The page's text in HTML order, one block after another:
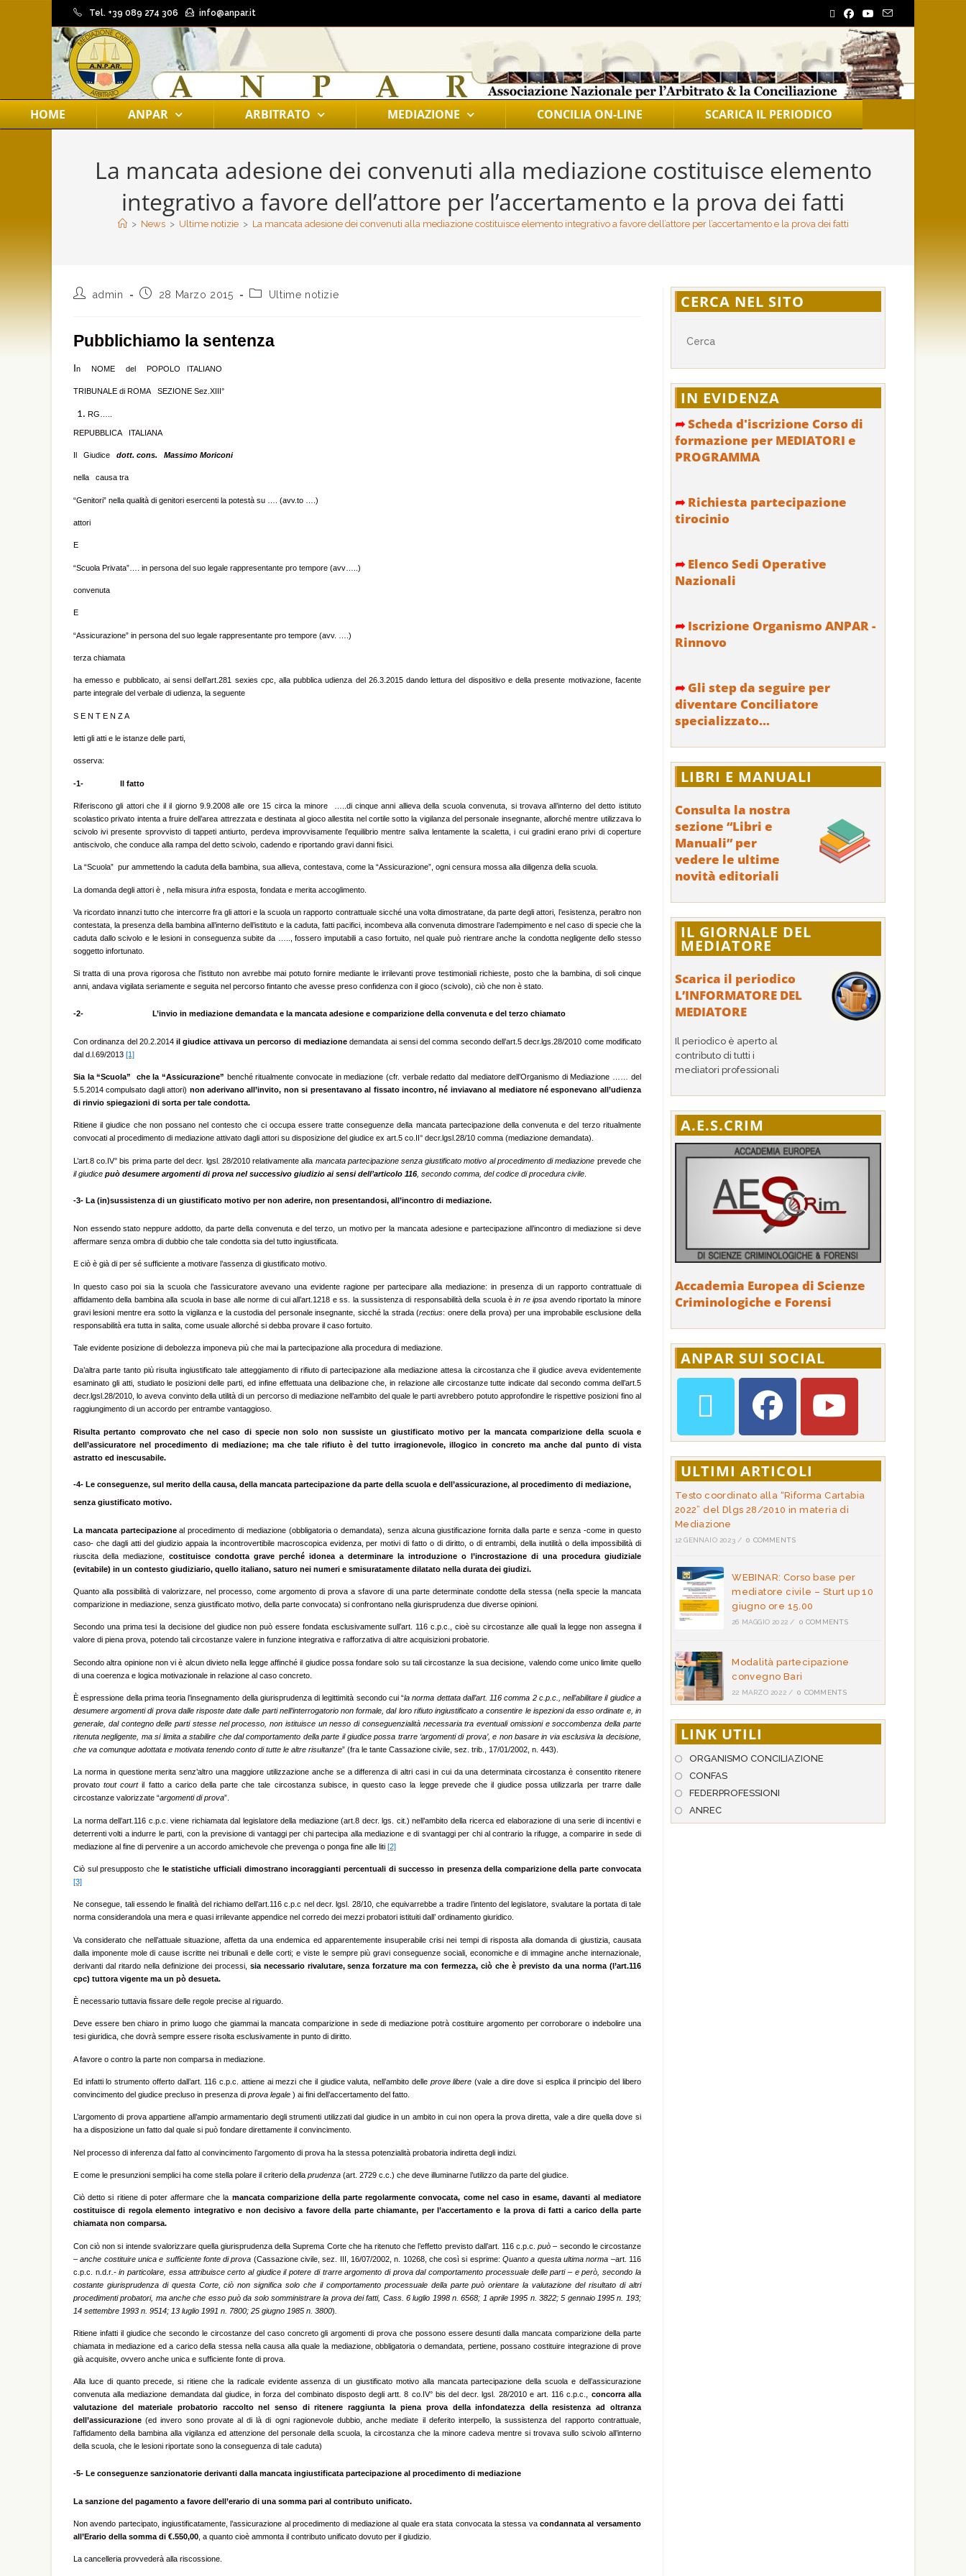
Tel. +39 089 274 306 info@anpar.it
HOME ANPAR ARBITRATO MEDIAZIONE CONCILIA ON-LINE SCARICA IL PERIODICO
La mancata adesione dei convenuti alla mediazione costituisce elemento
integrativo a favore dell’attore per l’accertamento e la prova dei fatti
> News > Ultime notizie > La mancata adesione dei convenuti alla mediazione costituisce elemento integrativo a favore dell’attore per l’accertamento e la prova dei fatti
admin 28 Marzo 2015 Ultime notizie
Pubblichiamo la sentenza
In NOME del POPOLO ITALIANO
TRIBUNALE di ROMA SEZIONE Sez.XIII°
RG…..
REPUBBLICA ITALIANA
Il Giudice dott. cons. Massimo Moriconi
nella causa tra
“Genitori” nella qualità di genitori esercenti la potestà su …. (avv.to ….)
attori
E
“Scuola Privata”…. in persona del suo legale rappresentante pro tempore (avv…..)
convenuta
E
“Assicurazione” in persona del suo legale rappresentante pro tempore (avv. ….)
terza chiamata
ha emesso e pubblicato, ai sensi dell’art.281 sexies cpc, alla pubblica udienza del 26.3.2015 dando lettura del dispositivo e della presente motivazione, facente
parte integrale del verbale di udienza, la seguente
S E N T E N Z A
letti gli atti e le istanze delle parti,
osserva:
-1- ll fatto
Riferiscono gli attori che il il giorno 9.9.2008 alle ore 15 circa la minore …..di cinque anni allieva della scuola convenuta, si trovava all’interno del detto istituto
scolastico privato intenta a fruire dell’area attrezzata e destinata al gioco allestita nel cortile sotto la vigilanza del personale insegnante, allorché mentre utilizzava lo
scivolo ivi presente sprovvisto di tappeti antiurto, perdeva improvvisamente l’equilibrio mentre saliva lentamente la scaletta, i cui gradini erano privi di coperture
antiscivolo, che conduce alla rampa del detto scivolo, cadendo e riportando gravi danni fisici.
La “Scuola” pur ammettendo la caduta della bambina, sua allieva, contestava, come la “Assicurazione”, ogni censura mossa alla diligenza della scuola.
La domanda degli attori è , nella misura infra esposta, fondata e merita accoglimento.
Va ricordato innanzi tutto che intercorre fra gli attori e la scuola un rapporto contrattuale sicché una volta dimostratane, da parte degli attori, l’esistenza, peraltro non
contestata, la presenza della bambina all’interno dell’istituto e la caduta, fatti pacifici, incombeva alla convenuta dimostrare l’adempimento e nel caso di specie che la
caduta dallo scivolo e le lesioni in conseguenza subite da ….., fossero imputabili a caso fortuito, nel quale può rientrare anche la condotta negligente dello stesso
soggetto infortunato.
Si tratta di una prova rigorosa che l’istituto non avrebbe mai potuto fornire mediante le irrilevanti prove testimoniali richieste, posto che la bambina, di soli cinque
anni, andava vigilata seriamente e seguita nel percorso fintanto che avesse preso confidenza con il gioco (scivolo), ciò che non è stato.
-2- L’invio in mediazione demandata e la mancata adesione e comparizione della convenuta e del terzo chiamato
Con ordinanza del 20.2.2014il giudice attivava un percorso di mediazionedemandata ai sensi del comma secondo dell’art.5 decr.lgs.28/2010 come modificato
dal d.l.69/2013 [1]
Sia la “Scuola” che la “Assicurazione” benché ritualmente convocate in mediazione (cfr. verbale redatto dal mediatore dell’Organismo di Mediazione …… del
5.5.2014 compulsato dagli attori) non aderivano all’invito, non si presentavano al fissato incontro, né inviavano al mediatore né esponevano all’udienza
di rinvio spiegazioni di sorta per tale condotta.
Ritiene il giudice che non possano nel contesto che ci occupa essere tratte conseguenze della mancata partecipazione della convenuta e del terzo ritualmente
convocati al procedimento di mediazione attivato dagli attori su disposizione del giudice ex art.5 co.II° decr.lgsl.28/10 comma (mediazione demandata).
L’art.8 co.IV° bis prima parte del decr. lgsl. 28/2010 relativamente alla mancata partecipazione senza giustificato motivo al procedimento di mediazione prevede che
il giudice può desumere argomenti di prova nel successivo giudizio ai sensi dell’articolo 116 , secondo comma, del codice di procedura civile
-3- La (in)sussistenza di un giustificato motivo per non aderire, non presentandosi, all’incontro di mediazione.
Non essendo stato neppure addotto, da parte della convenuta e del terzo, un motivo per la mancata adesione e partecipazione all’incontro di mediazione si deve
affermare senza ombra di dubbio che tale condotta sia del tutto ingiustificata.
E ciò è già di per sé sufficiente a motivare l’assenza di giustificato motivo.
In questo caso poi sia la scuola che l’assicuratore avevano una evidente ragione per partecipare alla mediazione: in presenza di un rapporto contrattuale di
affidamento della bambina alla scuola in base alle norme di cui all’art.1218 e ss. la sussistenza di responsabilità della scuola èin re ipsa avendo riportato la minore
gravi lesioni mentre era sotto la vigilanza e la custodia del personale insegnante, sicché la strada (rectius: onere della prova) per una improbabile esclusione della
responsabilità era tutta in salita, come usuale allorché si debba provare il caso fortuito.
Tale evidente posizione di debolezza imponeva più che mai la partecipazione alla procedura di mediazione.
Da’altra parte tanto più risulta ingiustificato tale atteggiamento di rifiuto di partecipazione alla mediazione attesa la circostanza che il giudice aveva evidentemente
esaminato gli atti, studiato le posizioni delle parti, ed infine effettuata una delibazione che, in relazione alle circostanze tutte indicate dal secondo comma dell’art.5
decr.lgsl.28/2010, lo aveva convinto della utilità di un percorso di mediazione nell’ambito del quale le parti avrebbero potuto approfondire le rispettive posizioni fino al
raggiungimento di un accordo per entrambe vantaggioso.
Risulta pertanto comprovato che nel caso di specie non solo non sussiste un giustificato motivo per la mancata comparizione della scuola e
dell’assicuratore nel procedimento di mediazione; ma che tale rifiuto è del tutto irragionevole, illogico in concreto ma anche dal punto di vista
astratto ed inescusabile.
-4- Le conseguenze, sul merito della causa, della mancata partecipazione da parte della scuola e dell’assicurazione, al procedimento di mediazione,
senza giustificato motivo.
La mancata partecipazioneal procedimento di mediazione (obbligatoria o demandata), senza alcuna giustificazione fornita dalla parte e senza -come in questo
caso- che dagli atti del giudizio appaia la incontrovertibile macroscopica evidenza, per motivi di fatto o di diritto, o di entrambi, della inutilità o della impossibilità di
riuscita della mediazione,
costituisce condotta grave perché idonea a determinare la introduzione o l’incrostazione di una procedura giudiziale
(evitabile) in un contesto giudiziario, quello italiano, saturo nei numeri e smisuratamente dilatato nella durata dei giudizi.
Quanto alla possibilità di valorizzare, nel processo, come argomento di prova a sfavore di una parte determinate condotte della stessa (nella specie la mancata
comparizione in mediazione, senza giustificato motivo, della parte convocata) si confrontano nella giurisprudenza due diverse opinioni.
Secondo una prima tesi la decisione del giudice non può essere fondata esclusivamente sull’art. 116 c.p.c., cioè su circostanze alle quali la legge non assegna il
valore di piena prova, potendo tali circostanze valere in funzione integrativa e rafforzativa di altre acquisizioni probatorie.
Secondo altra opinione non vi è alcun divieto nella legge affinché il giudice possa fondare solo su tali circostanze la sua decisione, valendo come unico limite quello
di una coerenza e logica motivazionale in relazione al caso concreto.
È espressione della prima teoria l’insegnamento della giurisprudenza di legittimità secondo cui “la norma dettata dall’art. 116 comma 2 c.p.c., nell’abilitare il giudice a
desumere argomenti di prova dalle risposte date dalle parti nell’interrogatorio non formale, dal loro rifiuto ingiustificato a consentire le ispezioni da esso ordinate e, in
generale, dal contegno delle parti stesse nel processo, non istituisce un nesso di conseguenzialità necessaria tra eventuali omissioni e soccombenza della parte
ritenuta negligente, ma si limita a stabilire che dal comportamento della parte il giudice possa trarre ‘argomenti di prova’, e non basare in via esclusiva la decisione,
che va comunque adottata e motivata tenendo conto di tutte le altre risultanze” (fra le tante Cassazione civile, sez. trib., 17/01/2002, n. 443).
La norma in questione merita senz’altro una maggiore utilizzazione anche se a differenza di altri casi in cui da una determinata circostanza è consentito ritenere
provatotout courtil fatto a carico della parte che tale circostanza subisce, in questo caso la legge prevede che il giudice possa utilizzarla per trarre dalle
circostanze valorizzate “argomenti di prova”.
La norma dell’art.116 c.p.c. viene richiamata dal legislatore della mediazione (art.8 decr. lgs. cit.) nell’ambito della ricerca ed elaborazione di una serie di incentivi e
deterrenti volti a indurre le parti, con la previsione di vantaggi per chi partecipa alla mediazione e di svantaggi per chi al contrario la rifugge, a comparire in sede di
mediazione al fine di pervenire a un accordo amichevole che prevenga o ponga fine alle liti [2]
Ciò sul presupposto che le statistiche ufficiali dimostrano incoraggianti percentuali di successo in presenza della comparizione della parte convocata
[3]
Ne consegue, tali essendo le finalità del richiamo dell’art.116 c.p.c nel decr. lgsl. 28/10, che equivarrebbe a tradire l’intento del legislatore, svalutare la portata di tale
norma considerandola una mera e quasi irrilevante appendice nel corredo dei mezzi probatori istituiti dall’ ordinamento giuridico.
Va considerato che nell’attuale situazione, affetta da una endemica ed apparentemente insuperabile crisi nei tempi di risposta alla domanda di giustizia, causata
dalla imponente mole di cause iscritte nei tribunali e delle corti; e viste le sempre più gravi conseguenze sociali, economiche e di immagine anche internazionale,
derivanti dal ritardo nella definizione dei processi, sia necessario rivalutare, senza forzature ma con fermezza, ciò che è previsto da una norma (l’art.116
cpc) tuttora vigente ma un pò desueta.
È necessario tuttavia fissare delle regole precise al riguardo.
Deve essere ben chiaro in primo luogo che giammai la mancata comparizione in sede di mediazione potrà costituire argomento per corroborare o indebolire una
tesi giuridica, che dovrà sempre essere risolta esclusivamente in punto di diritto.
A favore o contro la parte non comparsa in mediazione.
Ed infatti lo strumento offerto dall’art. 116 c.p.c. attiene ai mezzi che il giudice valuta, nell’ambito delle prove libere (vale a dire dove si esplica il principio del libero
convincimento del giudice precluso in presenza di prova legale ) ai fini dell’accertamento del fatto.
L’argomento di prova appartiene all’ampio armamentario degli strumenti utilizzati dal giudice in un ambito in cui non opera la prova diretta, vale a dire quella dove si
ha a disposizione un fatto dal quale si può fondare direttamente il convincimento.
Nel processo di inferenza dal fatto al convincimento l’argomento di prova ha la stessa potenzialità probatoria indiretta degli indizi.
E come le presunzioni semplici ha come stella polare il criterio della prudenza (art. 2729 c.c.) che deve illuminarne l’utilizzo da parte del giudice.
Ciò detto si ritiene di poter affermare che la mancata comparizione della parte regolarmente convocata, come nel caso in esame, davanti al mediatore
costituisce di regola elemento integrativo e non decisivo a favore della parte chiamante, per l’accertamento e la prova di fatti a carico della parte
chiamata non comparsa.
Con ciò non si intende svalorizzare quella giurisprudenza della Suprema Corte che ha ritenuto che l’effetto previsto dall’art. 116 c.p.c.può – secondo le circostanze
–anche costituire unica e sufficiente fonte di prova (Cassazione civile, sez. III, 16/07/2002, n. 10268, che così si esprime:Quanto a questa ultima norma –art. 116
c.p.c. n.d.r.- in particolare, essa attribuisce certo al giudice il potere di trarre argomento di prova dal comportamento processuale delle parti – e però, secondo la
costante giurisprudenza di questa Corte, ciò non significa solo che il comportamento processuale della parte può orientare la valutazione del risultato di altri
procedimenti probatori, ma anche che esso può da solo somministrare la prova dei fatti, Cass. 6 luglio 1998 n. 6568; 1 aprile 1995 n. 3822; 5 gennaio 1995 n. 193;
14 settembre 1993 n. 9514; 13 luglio 1991 n. 7800; 25 giugno 1985 n. 3800)
Ritiene infatti il giudice che secondo le circostanze del caso concreto gli argomenti di prova che possono essere desunti dalla mancata comparizione della parte
chiamata in mediazione ed a carico della stessa nella causa alla quale la mediazione, obbligatoria o demandata, pertiene, possano costituire integrazione di prove
già acquisite, ovvero anche unica e sufficiente fonte di prova.
Alla luce di quanto precede, si ritiene che la radicale evidente assenza di un giustificato motivo alla mancata partecipazione della scuola e dell’assicurazione
convenuta alla mediazione demandata dal giudice, in forza del combinato disposto degli artt. 8 co.IV° bis del decr. lgsl. 28/2010 e art. 116 c.p.c., concorra alla
valutazione del materiale probatorio raccolto nel senso di ritenere raggiunta la piena prova della infondatezza della resistenza ad oltranza
dell’assicurazione (ed invero sono provate al di là di ogni ragionevole dubbio, anche mediate il deferito interpello, la sussistenza del rapporto contrattuale,
l’affidamento della bambina alla vigilanza ed attenzione del personale della scuola, la circostanza che la minore cadeva mentre si trovava sullo scivolo all’interno
della scuola, che le lesioni riportate sono la conseguenza di tale caduta)
-5- Le conseguenze sanzionatorie derivanti dalla mancata ingiustificata partecipazione al procedimento di mediazione
La sanzione del pagamento a favore dell’erario di una somma pari al contributo unificato.
Non avendo partecipato, ingiustificatamente, l’assicurazione al procedimento di mediazione al quale era stata convocata la stessa vacondannata al versamento
all’Erario della somma di €.550,00 , a quanto cioè ammonta il contributo unificato dovuto per il giudizio.
La cancelleria provvederà alla riscossione.
CERCA NEL SITO
IN EVIDENZA
➦Scheda d'iscrizione Corso di
formazione per MEDIATORI e
PROGRAMMA
➦Richiesta partecipazione
tirocinio
➦Elenco Sedi Operative
Nazionali
➦Iscrizione Organismo ANPAR -
Rinnovo
➦Gli step da seguire per
diventare Conciliatore
specializzato...
LIBRI E MANUALI
Consulta la nostra
sezione “Libri e
Manuali” per
vedere le ultime
novità editoriali
IL GIORNALE DEL
MEDIATORE
Scarica il periodico
L’INFORMATORE DEL
MEDIATORE
Il periodico è aperto al
contributo di tutti i
mediatori professionali
A.E.S.CRIM
Accademia Europea di Scienze
Criminologiche e Forensi
ANPAR SUI SOCIAL
ULTIMI ARTICOLI
Testo coordinato alla “Riforma Cartabia
2022” del Dlgs 28/2010 in materia di
Mediazione
12 GENNAIO 2023 / 0 COMMENTS
WEBINAR: Corso base per
mediatore civile – Sturt up 10
giugno ore 15.00
26 MAGGIO 2022 / 0 COMMENTS
Modalità partecipazione
convegno Bari
22 MARZO 2022 / 0 COMMENTS
LINK UTILI
ORGANISMO CONCILIAZIONE
CONFAS
FEDERPROFESSIONI
ANREC